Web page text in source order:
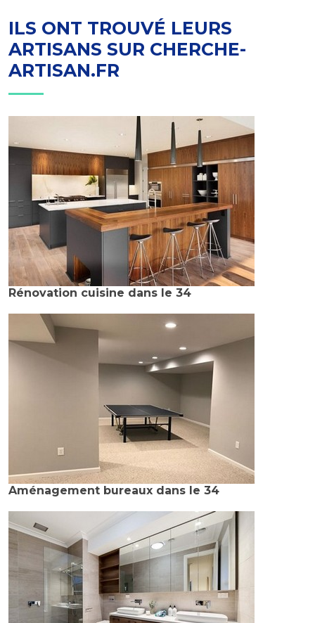
ILS ONT TROUVÉ LEURS
ARTISANS SUR CHERCHE-
ARTISAN.FR
Rénovation cuisine dans le 34
Aménagement bureaux dans le 34